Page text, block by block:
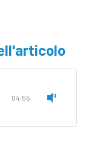
04:55